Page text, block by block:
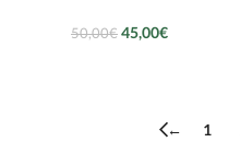
50,00€ 45,00€
← 1